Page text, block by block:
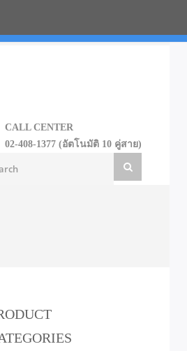
CALL CENTER
02-408-1377 (อัตโนมัติ 10 คู่สาย)
ง